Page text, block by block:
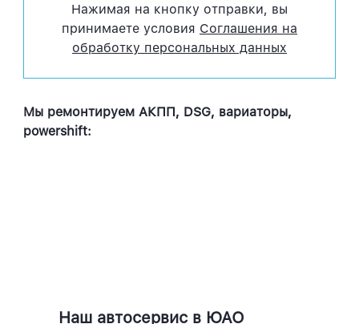
Нажимая на кнопку отправки, вы
принимаете условия Соглашения на
обработку персональных данных
Мы ремонтируем АКПП, DSG, вариаторы,
powershift:
Наш автосервис в ЮАО